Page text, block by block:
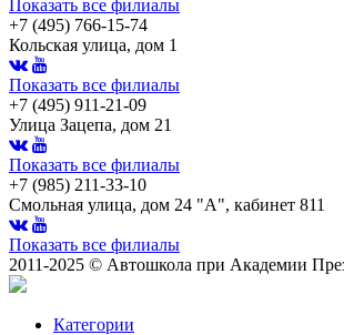
Показать все филиалы
+7 (495) 766-15-74
Кольская улица, дом 1
Показать все филиалы
+7 (495) 911-21-09
Улица Зацепа, дом 21
Показать все филиалы
+7 (985) 211-33-10
Смольная улица, дом 24 "А", кабинет 811
Показать все филиалы
2011-2025 © Автошкола при Академии
Категории